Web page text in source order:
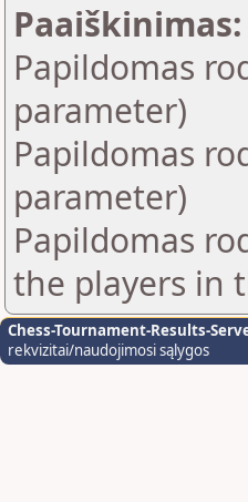
Paaiškinimas:
Papildomas
parameter)
Papildomas
parameter)
Papildomas
the players in
Chess-Tournament-Results-
rekvizitai/naudojimosi sąlygos